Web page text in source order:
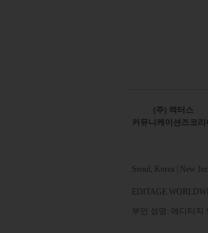
(주) 캑터스
커뮤니케이션즈코리
Seoul, Korea | New
EDITAGE
부인 성명: 에디티지